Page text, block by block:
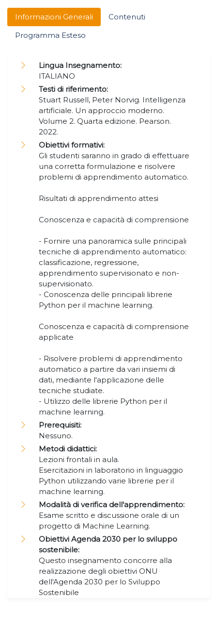
Informazioni Generali
Contenuti
Programma Esteso
Lingua Insegnamento:
ITALIANO
Testi di riferimento:
Stuart Russell, Peter Norvig. Intelligenza
artificiale. Un approccio moderno.
Volume 2. Quarta edizione. Pearson.
2022.
Obiettivi formativi:
Gli studenti saranno in grado di effettuare
una corretta formulazione e risolvere
problemi di apprendimento automatico.
Risultati di apprendimento attesi
Conoscenza e capacità di comprensione
- Fornire una panoramica sulle principali
tecniche di apprendimento automatico:
classificazione, regressione,
apprendimento supervisionato e non-
supervisionato.
- Conoscenza delle principali librerie
Python per il machine learning.
Conoscenza e capacità di comprensione
applicate
- Risolvere problemi di apprendimento
automatico a partire da vari insiemi di
dati, mediante l'applicazione delle
tecniche studiate.
- Utilizzo delle librerie Python per il
machine learning.
Prerequisiti:
Nessuno.
Metodi didattici:
Lezioni frontali in aula.
Esercitazioni in laboratorio in linguaggio
Python utilizzando varie librerie per il
machine learning.
Modalità di verifica dell'apprendimento:
Esame scritto e discussione orale di un
progetto di Machine Learning.
Obiettivi Agenda 2030 per lo sviluppo
sostenibile:
Questo insegnamento concorre alla
realizzazione degli obiettivi ONU
dell'Agenda 2030 per lo Sviluppo
Sostenibile